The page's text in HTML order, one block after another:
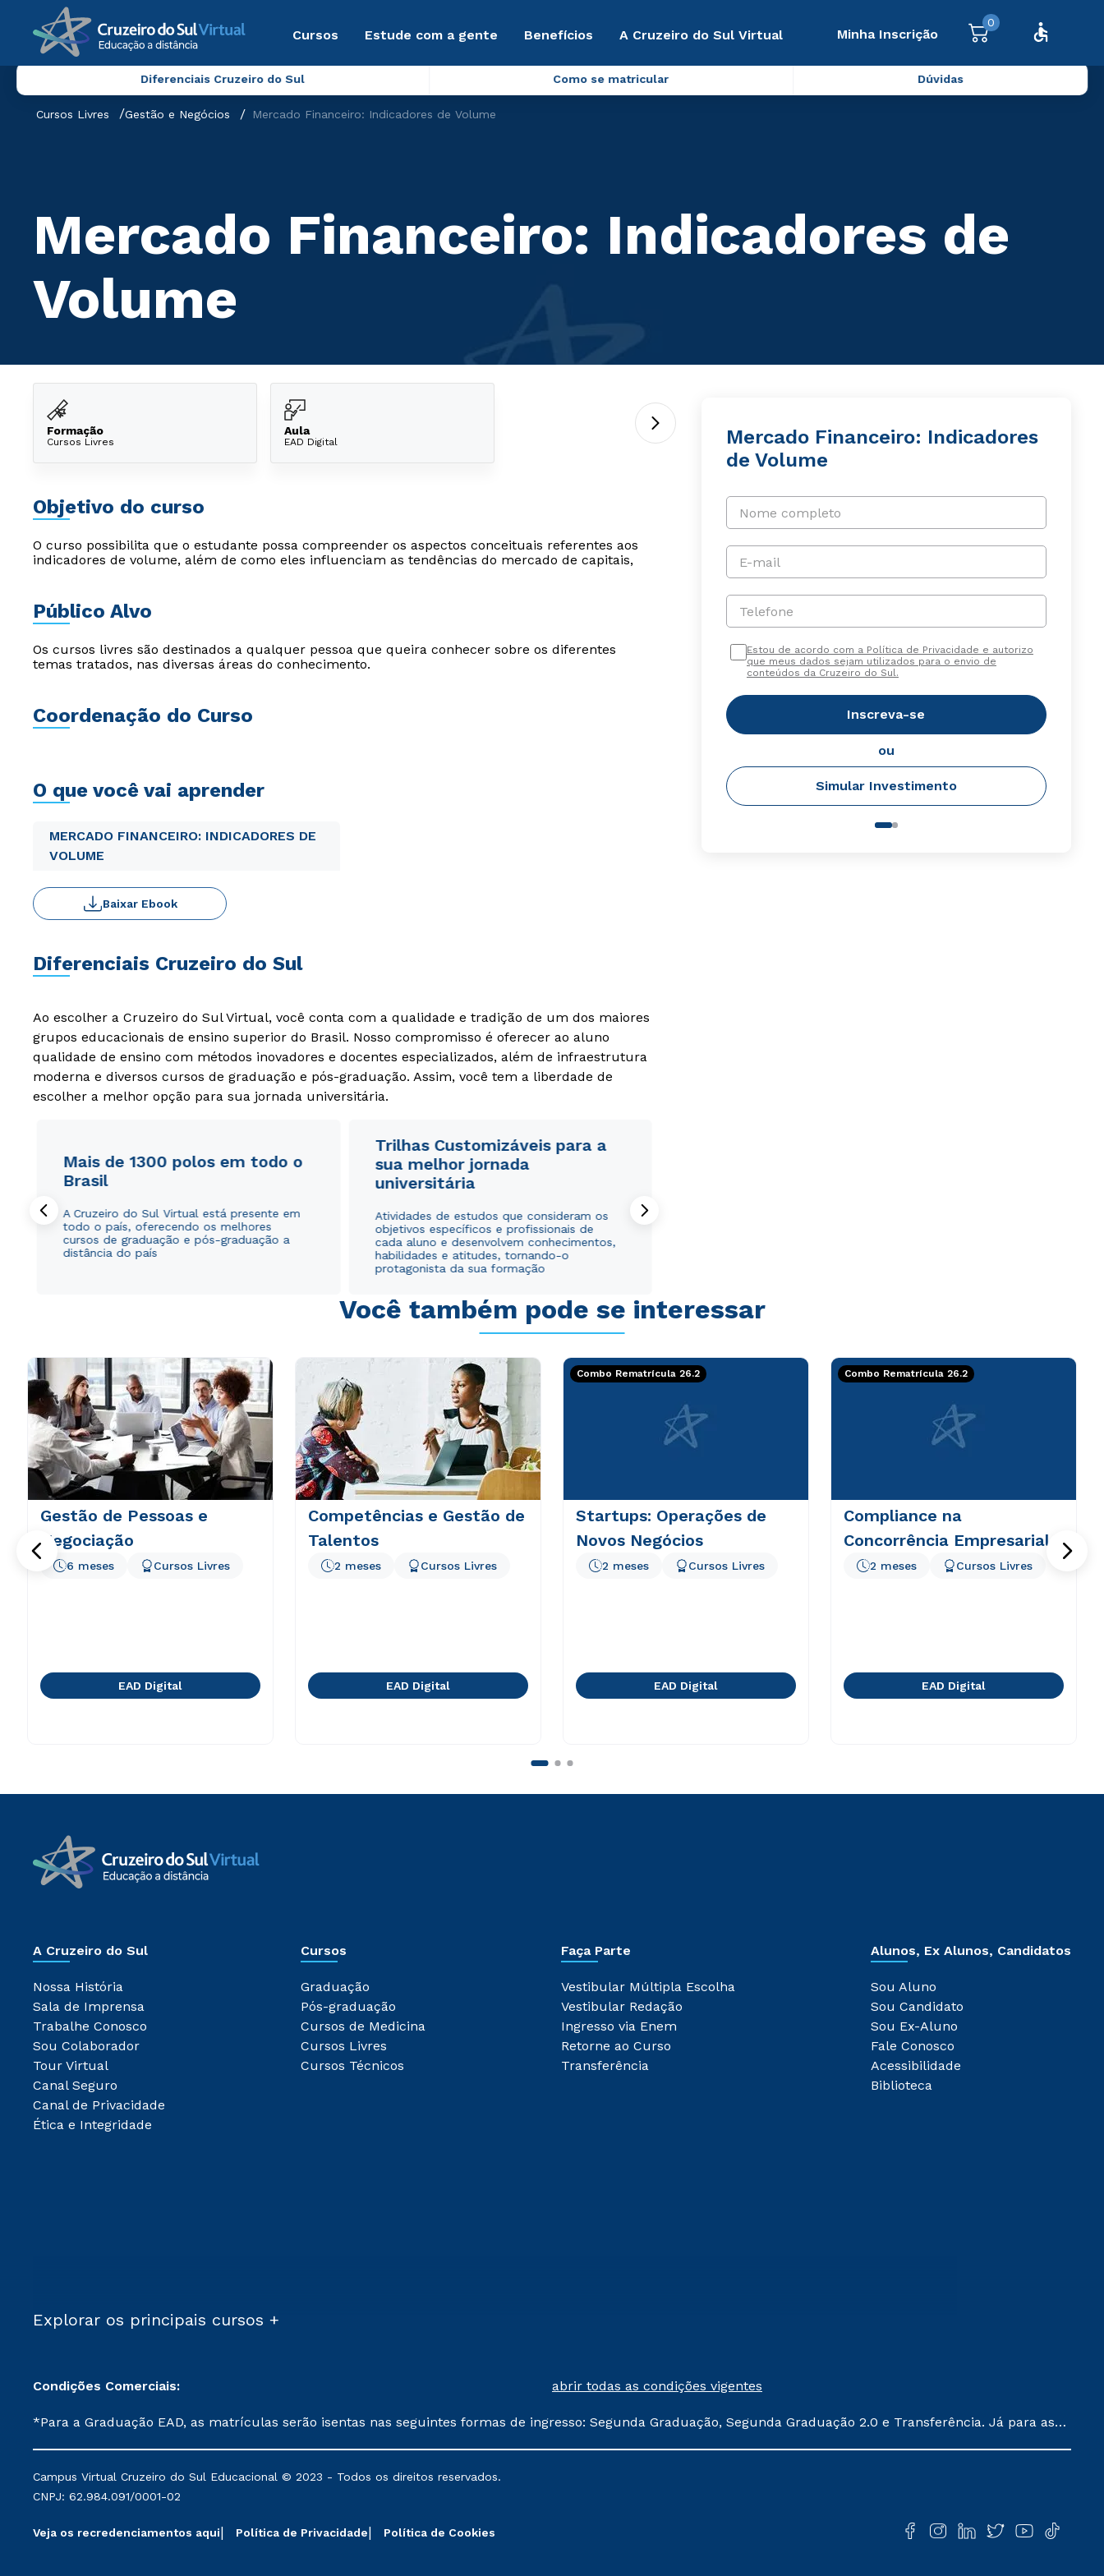
Cursos Estude com a gente Benefícios A Cruzeiro do Sul Virtual Minha Inscrição
0
Diferenciais Cruzeiro do Sul Como se matricular Dúvidas
Cursos Livres Gestão e Negócios Mercado Financeiro: Indicadores de Volume
Mercado Financeiro: Indicadores de
Volume
Formação
Cursos Livres
Aula
EAD Digital
Objetivo do curso
O curso possibilita que o estudante possa compreender os aspectos conceituais referentes aos
indicadores de volume, além de como eles influenciam as tendências do mercado de capitais,
Público Alvo
Os cursos livres são destinados a qualquer pessoa que queira conhecer sobre os diferentes
temas tratados, nas diversas áreas do conhecimento.
Coordenação do Curso
O que você vai aprender
MERCADO FINANCEIRO: INDICADORES DE
VOLUME
Baixar Ebook
Diferenciais Cruzeiro do Sul
Ao escolher a Cruzeiro do Sul Virtual, você conta com a qualidade e tradição de um dos maiores
grupos educacionais de ensino superior do Brasil. Nosso compromisso é oferecer ao aluno
qualidade de ensino com métodos inovadores e docentes especializados, além de infraestrutura
moderna e diversos cursos de graduação e pós-graduação. Assim, você tem a liberdade de
escolher a melhor opção para sua jornada universitária.
Mais de 1300 polos em todo o
Brasil
A Cruzeiro do Sul Virtual está presente em
todo o país, oferecendo os melhores
cursos de graduação e pós-graduação a
distância do país
Trilhas Customizáveis para a
sua melhor jornada
universitária
Atividades de estudos que consideram os
objetivos específicos e profissionais de
cada aluno e desenvolvem conhecimentos,
habilidades e atitudes, tornando-o
protagonista da sua formação
Mercado Financeiro: Indicadores
de Volume
Nome completo
E-mail
Telefone
Estou de acordo com a Política de Privacidade e autorizo
que meus dados sejam utilizados para o envio de
conteúdos da Cruzeiro do Sul.
Inscreva-se
ou
Simular Investimento
Você também pode se interessar
Gestão de Pessoas e
Negociação
6 meses Cursos Livres
EAD Digital
Competências e Gestão de
Talentos
2 meses Cursos Livres
EAD Digital
Combo Rematrícula 26.2
Startups: Operações de
Novos Negócios
2 meses Cursos Livres
EAD Digital
Combo Rematrícula 26.2
Compliance na
Concorrência Empresarial
2 meses Cursos Livres
EAD Digital
A Cruzeiro do Sul
Nossa História
Sala de Imprensa
Trabalhe Conosco
Sou Colaborador
Tour Virtual
Canal Seguro
Canal de Privacidade
Ética e Integridade
Cursos
Graduação
Pós-graduação
Cursos de Medicina
Cursos Livres
Cursos Técnicos
Faça Parte
Vestibular Múltipla Escolha
Vestibular Redação
Ingresso via Enem
Retorne ao Curso
Transferência
Alunos, Ex Alunos, Candidatos
Sou Aluno
Sou Candidato
Sou Ex-Aluno
Fale Conosco
Acessibilidade
Biblioteca
Explorar os principais cursos +
Condições Comerciais: abrir todas as condições vigentes
*Para a Graduação EAD, as matrículas serão isentas nas seguintes formas de ingresso: Segunda Graduação, Segunda Graduação 2.0 e Transferência. Já para as
mantidos conforme negociação. Descontos institucionais poderão sofrer alterações nos períodos de rematrícula conforme exposto no contrato de prestação de
serviços.
Campus Virtual Cruzeiro do Sul Educacional © 2023 - Todos os direitos reservados.
CNPJ: 62.984.091/0001-02
Veja os recredenciamentos aqui Política de Privacidade Política de Cookies
WhatsApp
ou
Estou de acordo com a Política de Privacidade.e
autorizo que meus dados sejam utilizados para o
envio de conteúdos da Cruzeiro do Sul.
WhatsApp
ou
Estou de acordo com a Política de Privacidade.e
autorizo que meus dados sejam utilizados para o
envio de conteúdos da Cruzeiro do Sul.